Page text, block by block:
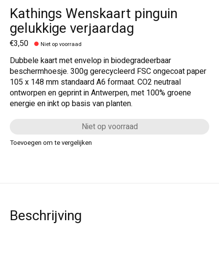
Kathings Wenskaart pinguin
gelukkige verjaardag
€3,50 Niet op voorraad
Dubbele kaart met envelop in biodegradeerbaar
beschermhoesje. 300g gerecycleerd FSC ongecoat paper
105 x 148 mm standaard A6 formaat. CO2 neutraal
ontworpen en geprint in Antwerpen, met 100% groene
energie en inkt op basis van planten.
Niet op voorraad
Toevoegen om te vergelijken
Beschrijving